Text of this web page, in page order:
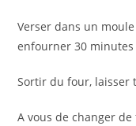
Verser dans un
enfourner 30 minutes
Sortir du four, laisser
A vous de changer